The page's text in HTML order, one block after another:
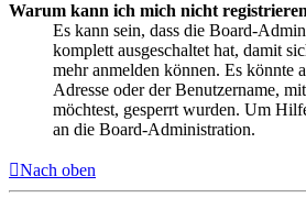
Warum kann ich mich nicht
Es kann sein, dass die Board-
komplett ausgeschaltet hat, damit
mehr anmelden können. Es könnte
Adresse oder der Benutzername,
möchtest, gesperrt wurden. Um
an die Board-Administration.
Nach oben